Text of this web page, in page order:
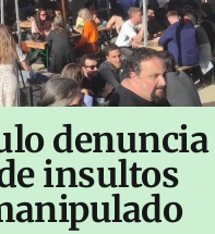
denuncia
insultos